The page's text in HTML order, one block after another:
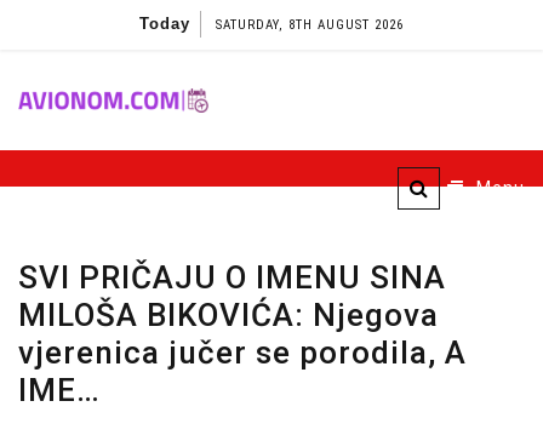
Today SATURDAY, 8TH AUGUST 2026
Avionom
Menu
SVI PRIČAJU O IMENU SINA
MILOŠA BIKOVIĆA: Njegova
vjerenica jučer se porodila, A
IME…